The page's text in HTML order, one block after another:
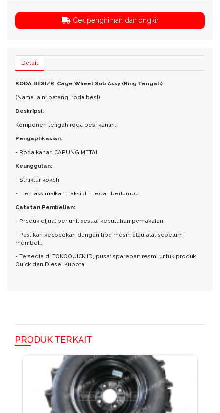
Cek pengiriman dan ongkir
Detail
RODA BESI/R. Cage Wheel Sub Assy (Ring Tengah)
(Nama lain: batang, roda besi)
Deskripsi:
Komponen tengah roda besi kanan.
Pengaplikasian:
- Roda kanan CAPUNG METAL
Keunggulan:
- Struktur kokoh
- memaksimalkan traksi di medan berlumpur
Catatan Pembelian:
- Produk dijual per unit sesuai kebutuhan pemakaian.
- Pastikan kecocokan dengan tipe mesin atau alat sebelum
membeli.
- Tersedia di TOKOQUICK.ID, pusat sparepart resmi untuk produk
Quick dan Diesel Kubota
PRODUK TERKAIT